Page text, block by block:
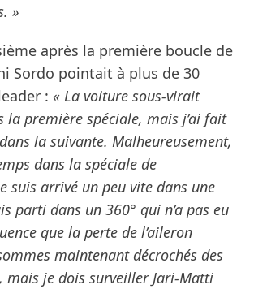
»
après la première boucle de
Sordo pointait à plus de 30
: « La voiture sous-virait
la première spéciale, mais j’ai fait
la suivante. Malheureusement,
dans la spéciale de
suis arrivé un peu vite dans une
parti dans un 360° qui n’a pas eu
que la perte de l’aileron
maintenant décrochés des
mais je dois surveiller Jari-Matti